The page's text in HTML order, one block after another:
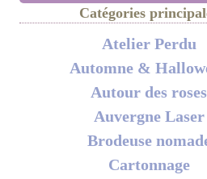
Catégories
Atelier Perdu
Automne &
Autour des roses
Auvergne Laser
Brodeuse
Cartonnage